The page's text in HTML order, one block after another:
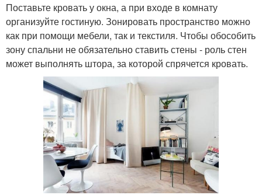
Поставьте кровать у окна, а при входе в комнату
организуйте гостиную. Зонировать пространство можно
как при помощи мебели, так и текстиля. Чтобы обособить
зону спальни не обязательно ставить стены - роль стен
может выполнять штора, за которой спрячется кровать.